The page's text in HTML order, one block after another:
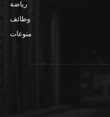
رياضة
وظائف
منوعات